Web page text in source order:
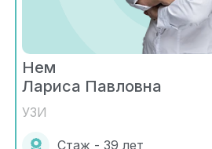
Нем
Лариса Павловна
УЗИ
Стаж - 39 лет